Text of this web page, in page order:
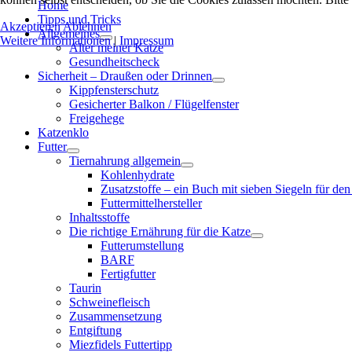
Home
Tipps und Tricks
Allgemeines
Alter meiner Katze
Gesundheitscheck
Sicherheit – Draußen oder Drinnen
Kippfensterschutz
Gesicherter Balkon / Flügelfenster
Freigehege
Katzenklo
Futter
Tiernahrung allgemein
Kohlenhydrate
Zusatzstoffe – ein Buch mit sieben Siegeln für
Futtermittelhersteller
Inhaltsstoffe
Die richtige Ernährung für die Katze
Futterumstellung
BARF
Fertigfutter
Taurin
Schweinefleisch
Zusammensetzung
Entgiftung
Miezfidels Futtertipp
AkzeptierenAblehnen
Weitere Informationen| Impressum